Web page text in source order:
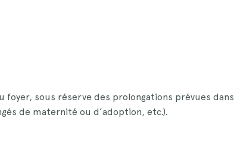
foyer, sous réserve des prolongations prévues dans
de maternité ou d’adoption, etc.).